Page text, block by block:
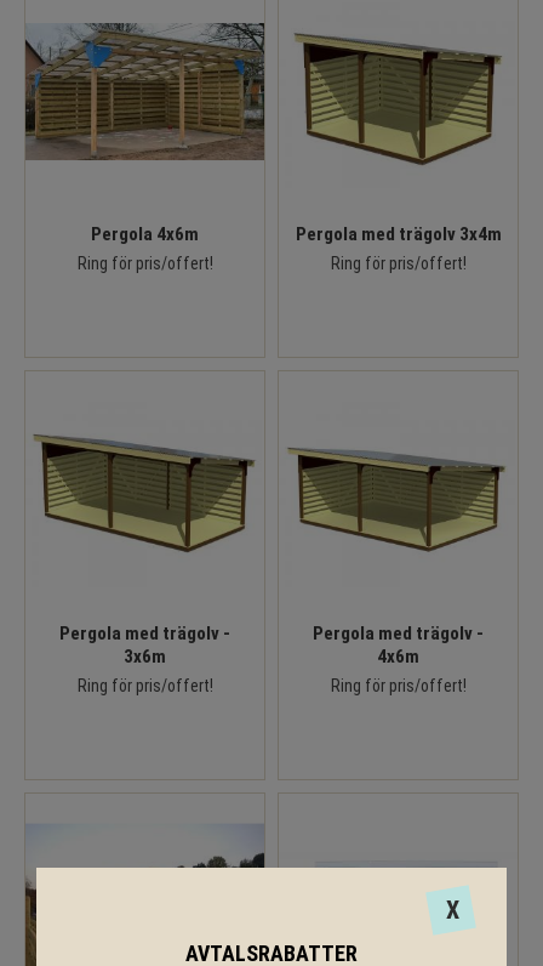
Pergola 4x6m
Ring för pris/offert!
Pergola med trägolv 3x4m
Ring för pris/offert!
Pergola med trägolv -
3x6m
Ring för pris/offert!
Pergola med trägolv -
4x6m
Ring för pris/offert!
X
AVTALSRABATTER